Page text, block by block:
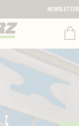
NEWSLETTER